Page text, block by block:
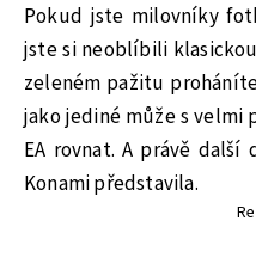
Pokud jste milovníky
jste si neoblíbili
zeleném pažitu
jako jediné může s velmi
EA rovnat. A právě
Konami představila.